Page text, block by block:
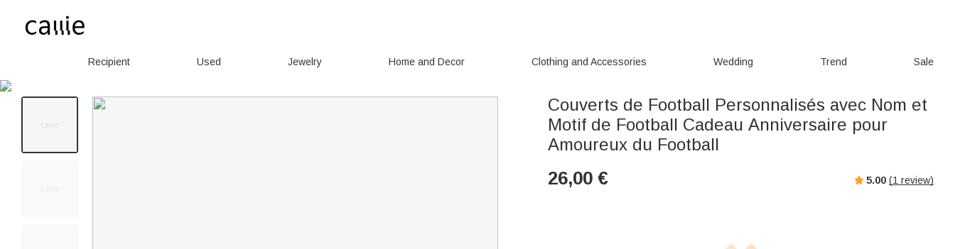
Recipient Used Jewelry Home and Decor Clothing and Accessories Wedding Trend Sale
Couverts de Football Personnalisés avec Nom et
Motif de Football Cadeau Anniversaire pour
Amoureux du Football
26,00 € 5.00 (1 review)